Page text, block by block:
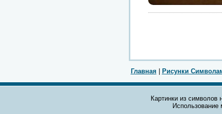
Главная Рисунки
Картинки из символов
Использование